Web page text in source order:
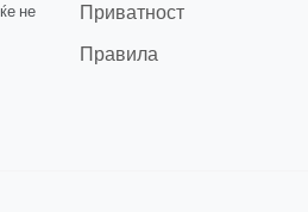
не
Приватност
Правила